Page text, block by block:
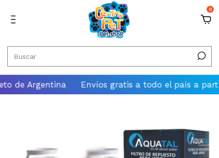
0
Argentina Envíos gratis a todo el país a partir de